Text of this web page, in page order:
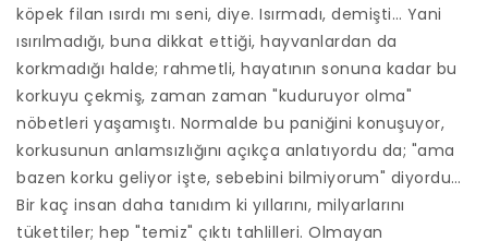
köpek filan ısırdı mı seni, diye. Isırmadı, demişti… Yani
ısırılmadığı, buna dikkat ettiği, hayvanlardan da
korkmadığı halde; rahmetli, hayatının sonuna kadar bu
korkuyu çekmiş, zaman zaman "kuduruyor olma"
nöbetleri yaşamıştı. Normalde bu paniğini konuşuyor,
korkusunun anlamsızlığını açıkça anlatıyordu da; "ama
bazen korku geliyor işte, sebebini bilmiyorum" diyordu…
Bir kaç insan daha tanıdım ki yıllarını, milyarlarını
tükettiler; hep "temiz" çıktı tahlilleri. Olmayan